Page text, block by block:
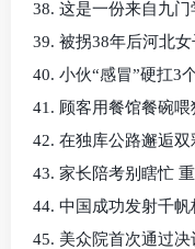
38. 这是一份来自九门
39. 被拐38年后河北
40. 小伙“感冒”硬扛3
41. 顾客用餐馆餐碗喂
42. 在独库公路邂逅双
43. 家长陪考别瞎忙
44. 中国成功发射千帆
45. 美众院首次通过